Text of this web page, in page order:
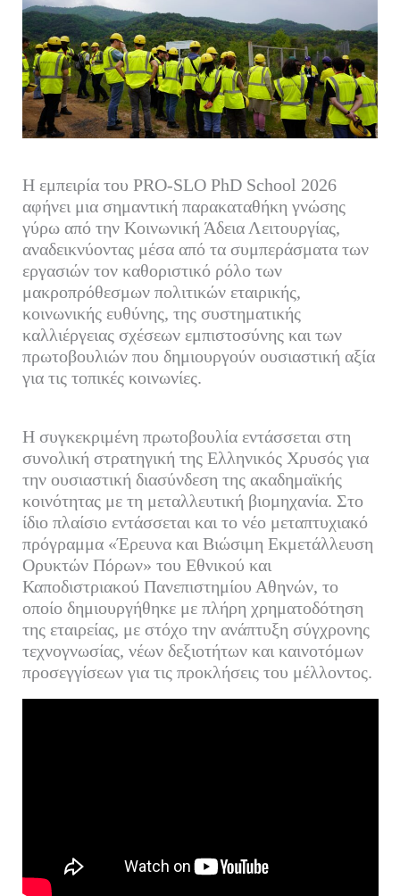
Η εμπειρία του PRO-SLO PhD School 2026
αφήνει μια σημαντική παρακαταθήκη γνώσης
γύρω από την Κοινωνική Άδεια Λειτουργίας,
αναδεικνύοντας μέσα από τα συμπεράσματα των
εργασιών τον καθοριστικό ρόλο των
μακροπρόθεσμων πολιτικών εταιρικής,
κοινωνικής ευθύνης, της συστηματικής
καλλιέργειας σχέσεων εμπιστοσύνης και των
πρωτοβουλιών που δημιουργούν ουσιαστική αξία
για τις τοπικές κοινωνίες.
Η συγκεκριμένη πρωτοβουλία εντάσσεται στη
συνολική στρατηγική της Ελληνικός Χρυσός για
την ουσιαστική διασύνδεση της ακαδημαϊκής
κοινότητας με τη μεταλλευτική βιομηχανία. Στο
ίδιο πλαίσιο εντάσσεται και το νέο μεταπτυχιακό
πρόγραμμα «Έρευνα και Βιώσιμη Εκμετάλλευση
Ορυκτών Πόρων» του Εθνικού και
Καποδιστριακού Πανεπιστημίου Αθηνών, το
οποίο δημιουργήθηκε με πλήρη χρηματοδότηση
της εταιρείας, με στόχο την ανάπτυξη σύγχρονης
τεχνογνωσίας, νέων δεξιοτήτων και καινοτόμων
προσεγγίσεων για τις προκλήσεις του μέλλοντος.